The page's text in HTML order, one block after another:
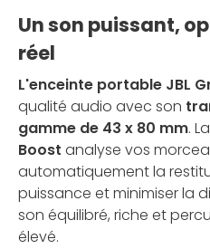
Un son puissant,
réel
L'enceinte portable JBL
qualité audio avec son
gamme de 43 x 80 mm.
Boost analyse vos
automatiquement la
puissance et minimiser la
son équilibré, riche et
élevé.